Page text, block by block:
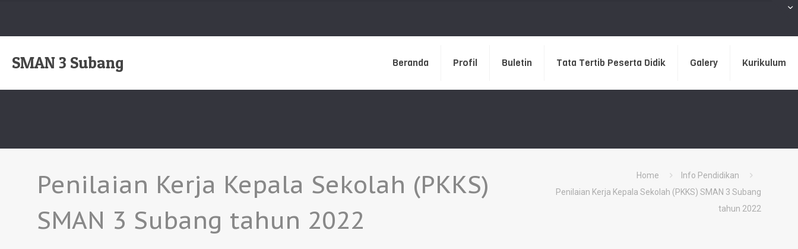
SMAN 3 Subang Beranda Profil Buletin Tata Tertib Peserta Didik Galery Kurikulum
Penilaian Kerja Kepala Sekolah (PKKS)
SMAN 3 Subang tahun 2022
Home
Info Pendidikan
Penilaian Kerja Kepala Sekolah (PKKS) SMAN 3 Subang
tahun 2022